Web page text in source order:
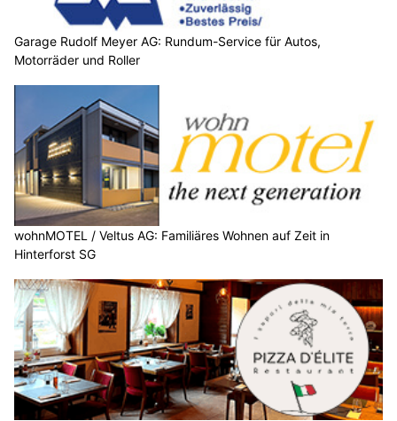
Garage Rudolf Meyer AG: Rundum-Service für Autos,
Motorräder und Roller
wohnMOTEL / Veltus AG: Familiäres Wohnen auf Zeit in
Hinterforst SG